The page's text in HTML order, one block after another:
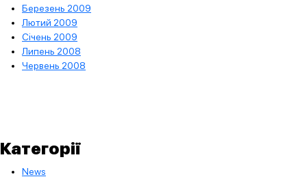
Березень 2009
Лютий 2009
Січень 2009
Липень 2008
Червень 2008
Категорії
News